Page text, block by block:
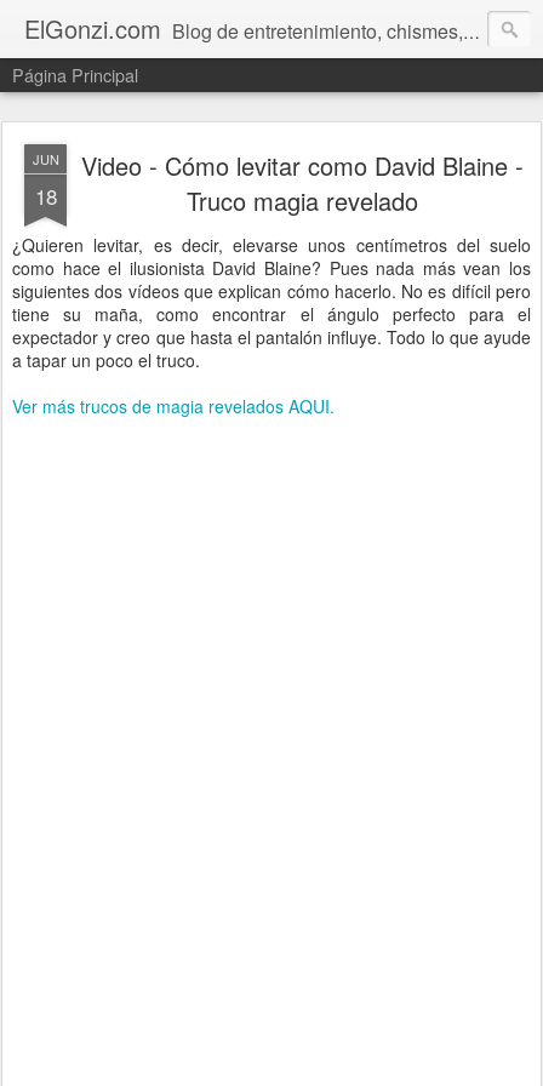
ElGonzi.com Blog de entretenimiento, chismes, humor, farándula, curiosidades, ovnis, noticias calientes, fotos, videos, paranormal y ¡más!
Página Principal
JUN
18
Video - Cómo levitar como David Blaine -
Truco magia revelado
¿Quieren levitar, es decir, elevarse unos centímetros del suelo
como hace el ilusionista David Blaine? Pues nada más vean los
siguientes dos vídeos que explican cómo hacerlo. No es difícil pero
tiene su maña, como encontrar el ángulo perfecto para el
expectador y creo que hasta el pantalón influye. Todo lo que ayude
a tapar un poco el truco.
Ver más trucos de magia revelados AQUI.